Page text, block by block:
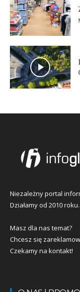
Niezależny portal
Działamy od 2010 roku.
Masz dla nas temat?
Chcesz się
Czekamy na kontakt!